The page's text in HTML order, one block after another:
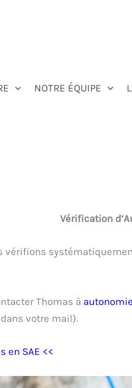
NOTRE ÉQUIPE
Vérification
vérifions
Thomas à
votre mail).
en SAE <<